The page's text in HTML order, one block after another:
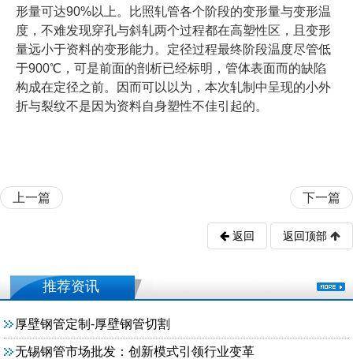
形量可达90%以上。比照轧管各个阶段的变形量与变形温
度，不难发现穿孔与斜轧两个过程都在高塑性区，且变形
量远小于资料的变形能力。定径过程最终阶段温度尽管低
于900℃，可是前面的剖析已经标明，管体表面而的缺陷
构成在定径之前。因而可以以为，本次轧制中呈现的小外
折与裂纹不是因为资料自身塑性不佳引起的。
上一篇 下一篇
返回 返回顶部
推荐资讯
厚壁钢管定制-厚壁钢管切割
无锡钢管市场批发：创新模式引领行业变革